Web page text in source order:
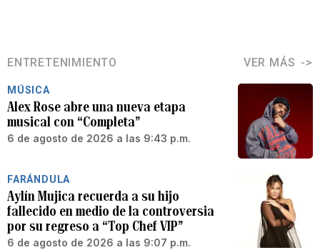
ENTRETENIMIENTO VER MÁS
MÚSICA
Alex Rose abre una nueva etapa
musical con “Completa”
6 de agosto de 2026 a las 9:43 p.m.
FARÁNDULA
Aylín Mujica recuerda a su hijo
fallecido en medio de la controversia
por su regreso a “Top Chef VIP”
6 de agosto de 2026 a las 9:07 p.m.